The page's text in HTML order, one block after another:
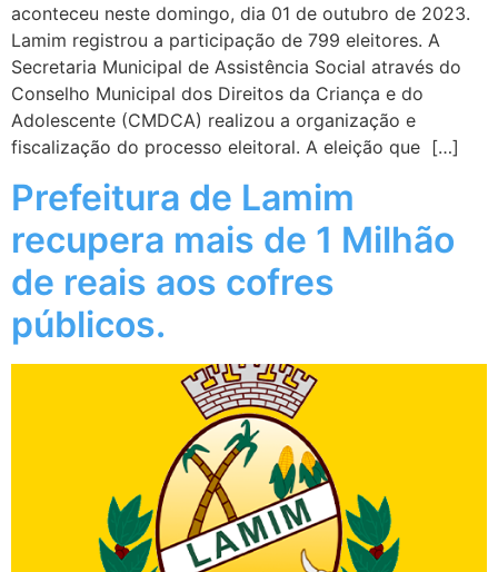
aconteceu neste domingo, dia 01 de outubro de 2023.
Lamim registrou a participação de 799 eleitores. A
Secretaria Municipal de Assistência Social através do
Conselho Municipal dos Direitos da Criança e do
Adolescente (CMDCA) realizou a organização e
fiscalização do processo eleitoral. A eleição que […]
Prefeitura de Lamim
recupera mais de 1 Milhão
de reais aos cofres
públicos.